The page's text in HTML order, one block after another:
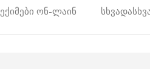
ონ-ლაინ